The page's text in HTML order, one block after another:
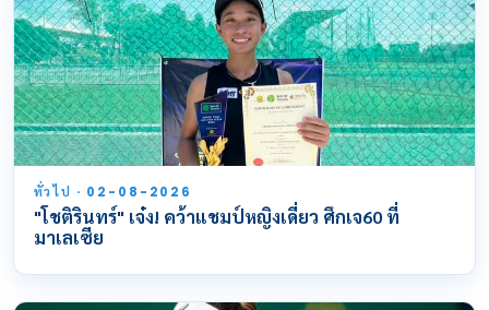
ทั่วไป · 02-08-2026
"โชติรินทร์" เจ๋ง! คว้าแชมป์หญิงเดี่ยว ศึกเจ60 ที่
มาเลเซีย